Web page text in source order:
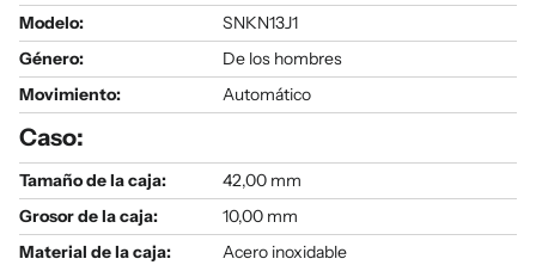
Modelo:
SNKN13J1
Género:
De los hombres
Movimiento:
Automático
Caso:
Tamaño de la caja:
42,00 mm
Grosor de la caja:
10,00 mm
Material de la caja:
Acero inoxidable